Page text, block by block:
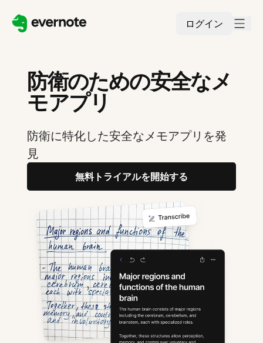
ログイン
防衛のための安全なメ
モアプリ
防衛に特化した安全なメモアプリを発
見
無料トライアルを開始する